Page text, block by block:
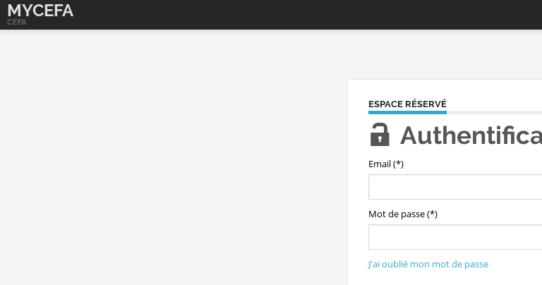
MYCEFA
CEFA
ESPACE RÉSERVÉ
Email (*)
Mot de passe (*)
J'ai oublié mon mot de passe